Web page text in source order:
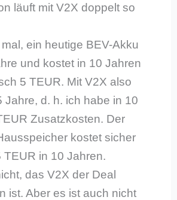
läuft mit V2X doppelt so
ein heutige BEV-Akku
und kostet in 10 Jahren
5 TEUR. Mit V2X also
Jahre, d. h. ich habe in 10
Zusatzkosten. Der
kostet sicher
TEUR in 10 Jahren.
das V2X der Deal
ist. Aber es ist auch nicht